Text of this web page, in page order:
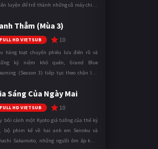
luyện để trở thành những cỗ máy chiến
xem là điều hiển nh ...
Thẳm (Mùa 3)
FULL HD VIETSUB 10
hàng loạt chuyến phiêu lưu điên rồ và
kỷ niệm khó quên, Grand Blue
(Season 3) tiếp tục theo chân Iori
những ngày tháng đại học đ ...
Sáng Của Ngày Mai
FULL HD VIETSUB 10
bối cảnh một Kyoto giả tưởng của thế kỷ
bộ phim kể về hai anh em Seiroku và
Sakamoto, những người ôm ấp khát